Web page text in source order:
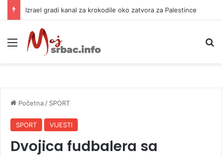
Izrael gradi kanal za krokodile oko zatvora za Palestince
Meni
Početna / SPORT
SPORT VIJESTI
Dvojica fudbalera sa